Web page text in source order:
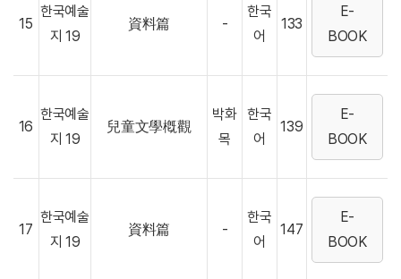
15
한국예술
지 19
資料篇 -
한국
어
133
E-
BOOK
16
한국예술
지 19
兒童文學槪觀
박화
목
한국
어
139
E-
BOOK
17
한국예술
지 19
資料篇 -
한국
어
147
E-
BOOK